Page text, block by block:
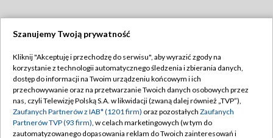
TVP
Abonament TVP
Emisja w TVP
Centrum informacji TVP
Regulamin TVP
Polityka prywatności
Moje zgody
Szanujemy Twoją prywatność
Kliknij "Akceptuję i przechodzę do serwisu", aby wyrazić zgody na
korzystanie z technologii automatycznego śledzenia i zbierania danych,
dostęp do informacji na Twoim urządzeniu końcowym i ich
przechowywanie oraz na przetwarzanie Twoich danych osobowych przez
nas, czyli Telewizję Polską S.A. w likwidacji (zwaną dalej również „TVP”),
Zaufanych Partnerów z IAB* (1201 firm) oraz pozostałych Zaufanych
Partnerów TVP (93 firm), w celach marketingowych (w tym do
zautomatyzowanego dopasowania reklam do Twoich zainteresowań i